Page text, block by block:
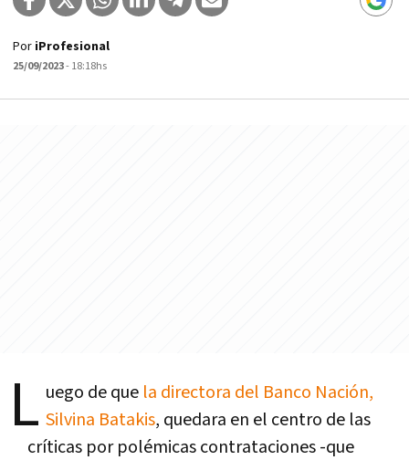
Por iProfesional
25/09/2023- 18:18hs
L uego de que la directora del Banco Nación,
Silvina Batakis, quedara en el centro de las
críticas por polémicas contrataciones -que